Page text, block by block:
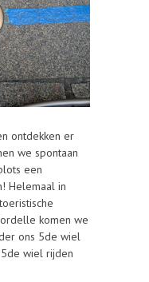
ontdekken er
we spontaan
een
Helemaal in
komen we
ons 5de wiel
wiel rijden